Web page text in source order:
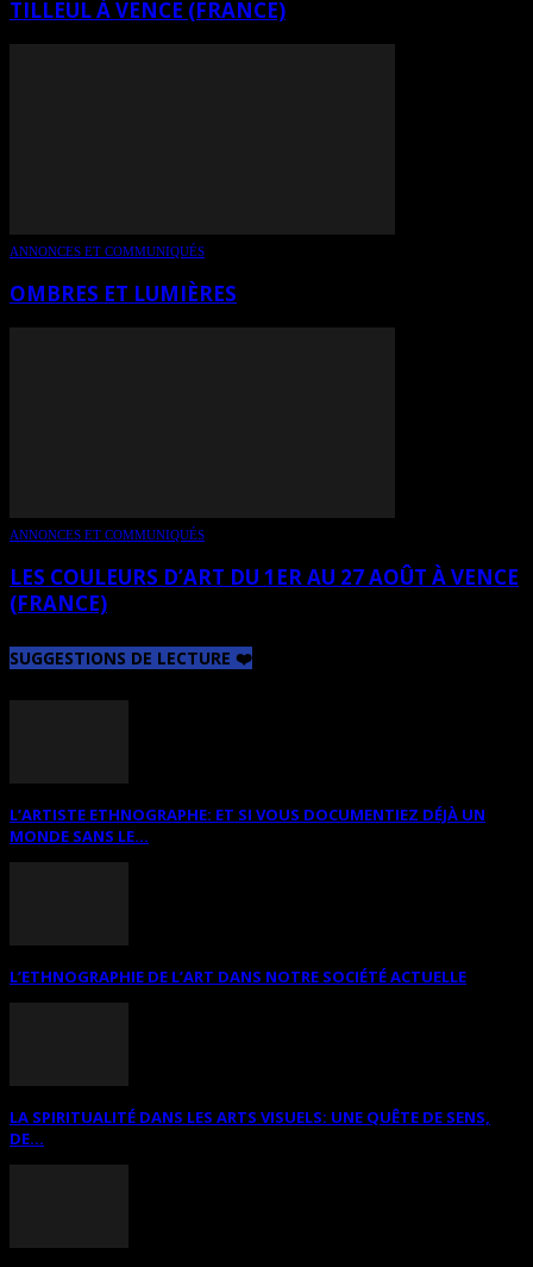
TILLEUL À VENCE (FRANCE)
ANNONCES ET COMMUNIQUÉS
OMBRES ET LUMIÈRES
ANNONCES ET COMMUNIQUÉS
LES COULEURS D’ART DU 1ER AU 27 AOÛT À VENCE
(FRANCE)
SUGGESTIONS DE LECTURE ❤️
L’ARTISTE ETHNOGRAPHE: ET SI VOUS DOCUMENTIEZ DÉJÀ UN
MONDE SANS LE...
L’ETHNOGRAPHIE DE L’ART DANS NOTRE SOCIÉTÉ ACTUELLE
LA SPIRITUALITÉ DANS LES ARTS VISUELS: UNE QUÊTE DE SENS,
DE...